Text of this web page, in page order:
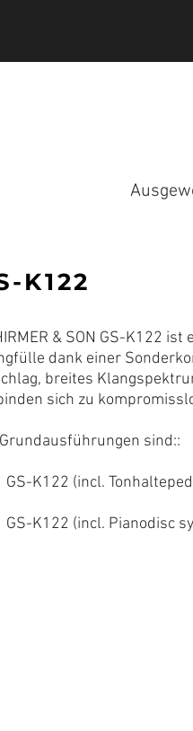
K122
& SON GS-K122
dank einer
breites
sich zu
sind::
K122 (incl.
K122 (incl. Pianodisc